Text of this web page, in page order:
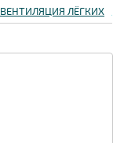
ЛЁГКИХ